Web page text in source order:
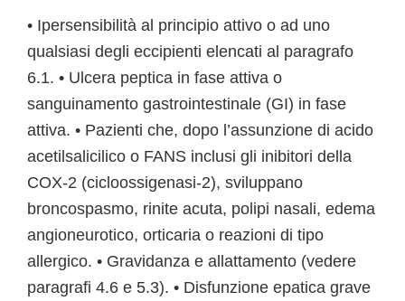
• Ipersensibilità al principio attivo o ad uno
qualsiasi degli eccipienti elencati al paragrafo
6.1. • Ulcera peptica in fase attiva o
sanguinamento gastrointestinale (GI) in fase
attiva. • Pazienti che, dopo l’assunzione di acido
acetilsalicilico o FANS inclusi gli inibitori della
COX-2 (cicloossigenasi-2), sviluppano
broncospasmo, rinite acuta, polipi nasali, edema
angioneurotico, orticaria o reazioni di tipo
allergico. • Gravidanza e allattamento (vedere
paragrafi 4.6 e 5.3). • Disfunzione epatica grave